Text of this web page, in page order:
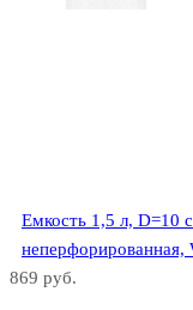
Емкость 1,5 л, D=10
неперфорированная,
869 руб.